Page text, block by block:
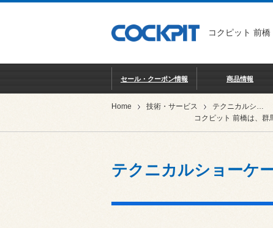
コクピット 前橋
セール・クーポン情報 商品情報
Home 技術・サービス テクニカルショーケース
コクピット 前橋は、
テクニカルショーケ